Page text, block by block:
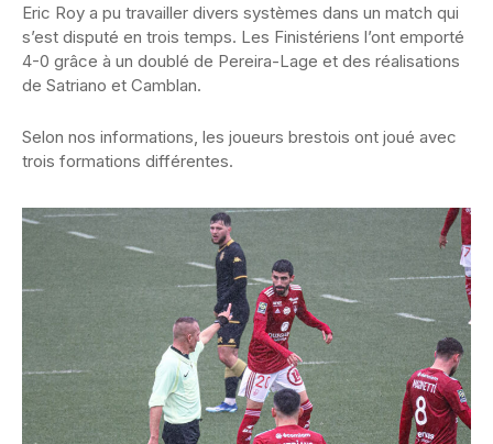
Eric Roy a pu travailler divers systèmes dans un match qui
s’est disputé en trois temps. Les Finistériens l’ont emporté
4-0 grâce à un doublé de Pereira-Lage et des réalisations
de Satriano et Camblan.
Selon nos informations, les joueurs brestois ont joué avec
trois formations différentes.